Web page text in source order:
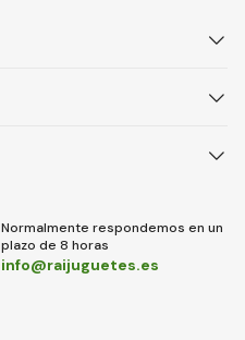
Normalmente respondemos en un
plazo de 8 horas
info@raijuguetes.es